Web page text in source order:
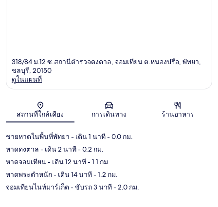
แผนที่
318/84 ม.12 ซ.สถานีตำรวจดงตาล, จอมเทียน ต.หนองปรือ, พัทยา,
ชลบุรี, 20150
ดูในแผนที่
สถานที่ใกล้เคียง การเดินทาง ร้านอาหาร
ชายหาดในพื้นที่พัทยา - เดิน 1 นาที- 0.0 กม.
หาดดงตาล - เดิน 2 นาที- 0.2 กม.
หาดจอมเทียน- เดิน 12 นาที- 1.1 กม.
หาดพระตำหนัก- เดิน 14 นาที- 1.2 กม.
จอมเทียนไนท์มาร์เก็ต - ขับรถ 3 นาที- 2.0 กม.